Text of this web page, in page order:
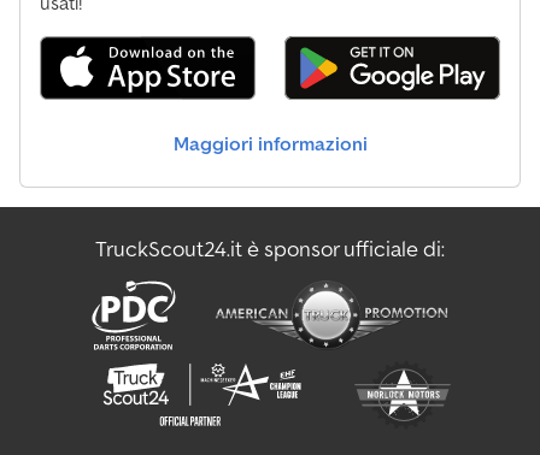
Maggiori informazioni
TruckScout24.it è sponsor ufficiale di: